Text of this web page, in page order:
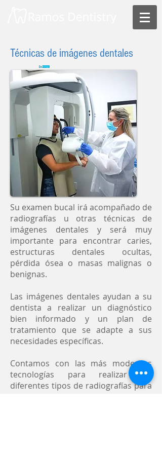
Técnicas de imágenes dentales
Su examen bucal irá acompañado de
radiografías u otras técnicas de
imágenes dentales y será muy
importante para encontrar caries,
estructuras dentales ocultas,
pérdida ósea o masas malignas o
benignas.
Las imágenes dentales ayudan a su
dentista a realizar un diagnóstico
bien informado y un plan de
tratamiento que se adapte a sus
necesidades específicas.
Contamos con las más modernas
tecnologías para realizar los
diferentes tipos de radiografías para